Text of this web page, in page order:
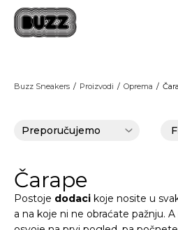
Dostava 1,50 €| Više od 800
POGLEDAJ
POVRAT
do 12 rata bez
POGLEDAJ
CLICK&
besplatno
Buzz Sneakers Proizvodi Oprema
Čarape
Postoje dodaci koje nosite u
a na koje ni ne obraćate pažnju.